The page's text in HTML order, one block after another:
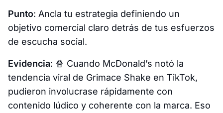
Punto: Ancla tu estrategia definiendo un
objetivo comercial claro detrás de tus esfuerzos
de escucha social.
Evidencia: 🍿 Cuando McDonald’s notó la
tendencia viral de Grimace Shake en TikTok,
pudieron involucrase rápidamente con
contenido lúdico y coherente con la marca. Eso